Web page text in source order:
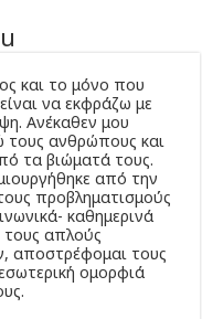
και το μόνο που
να εκφράζω με
Ανέκαθεν μου
ανθρώπους και
τα βιώματά τους.
από την
προβληματισμούς
καθημερινά
απλούς
αποστρέφομαι τους
ομορφιά